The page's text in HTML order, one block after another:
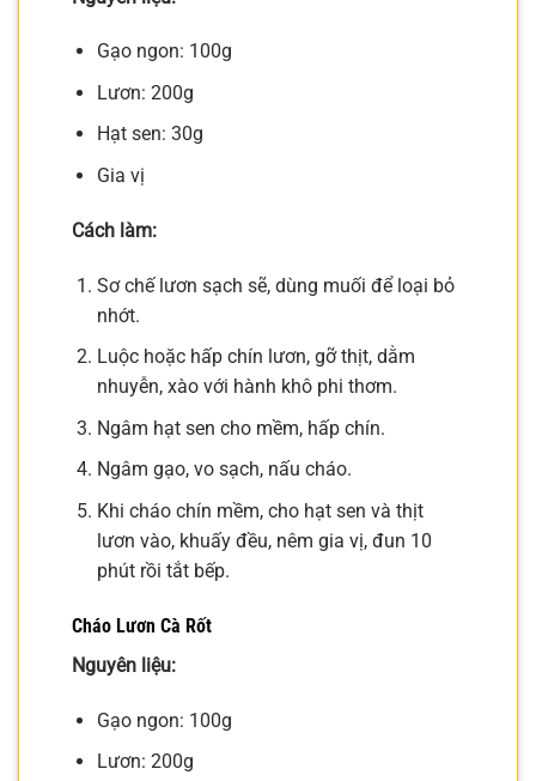
Gạo ngon: 100g
Lươn: 200g
Hạt sen: 30g
Gia vị
Cách làm:
Sơ chế lươn sạch sẽ, dùng muối để loại bỏ
nhớt.
Luộc hoặc hấp chín lươn, gỡ thịt, dằm
nhuyễn, xào với hành khô phi thơm.
Ngâm hạt sen cho mềm, hấp chín.
Ngâm gạo, vo sạch, nấu cháo.
Khi cháo chín mềm, cho hạt sen và thịt
lươn vào, khuấy đều, nêm gia vị, đun 10
phút rồi tắt bếp.
Cháo Lươn Cà Rốt
Nguyên liệu:
Gạo ngon: 100g
Lươn: 200g